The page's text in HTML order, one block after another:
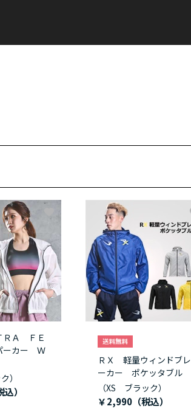
ＲＡ ＦＥ
ーカー Ｗ
）
ＲＸ 軽量ウィンドブレ
ーカー ポケッタブル
（XS ブラック）
￥2,990